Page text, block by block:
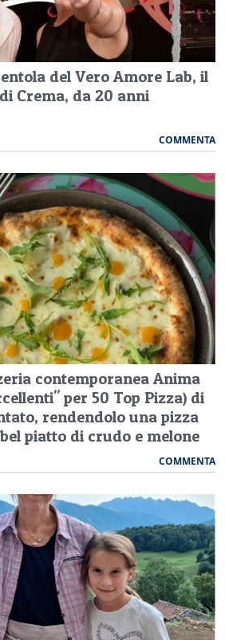
del Vero Amore Lab, il
Crema, da 20 anni
COMMENTA
contemporanea Anima
per 50 Top Pizza) di
rendendolo una pizza
piatto di crudo e melone
COMMENTA